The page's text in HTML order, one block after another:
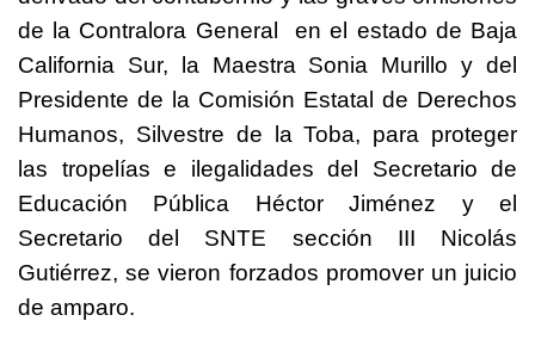
de la Contralora General en el estado de Baja
California Sur, la Maestra Sonia Murillo y del
Presidente de la Comisión Estatal de Derechos
Humanos, Silvestre de la Toba, para proteger
las tropelías e ilegalidades del Secretario de
Educación Pública Héctor Jiménez y el
Secretario del SNTE sección III Nicolás
Gutiérrez, se vieron forzados promover un juicio
de amparo.